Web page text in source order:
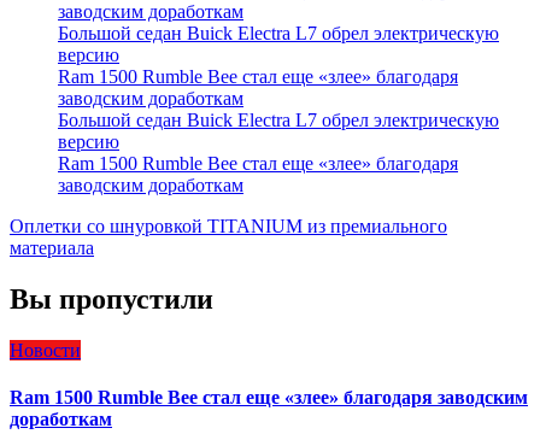
заводским доработкам
Большой седан Buick Electra L7 обрел электрическую
версию
Ram 1500 Rumble Bee стал еще «злее» благодаря
заводским доработкам
Большой седан Buick Electra L7 обрел электрическую
версию
Ram 1500 Rumble Bee стал еще «злее» благодаря
заводским доработкам
Оплетки со шнуровкой TITANIUM из премиального
материала
Вы пропустили
Новости
Ram 1500 Rumble Bee стал еще «злее» благодаря заводским
доработкам